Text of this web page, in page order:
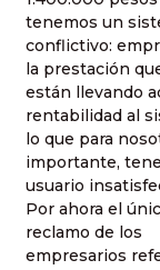
tenemos un
conflictivo:
la prestación
están llevando
rentabilidad al
lo que para
importante,
usuario
Por ahora el
reclamo de los
empresarios